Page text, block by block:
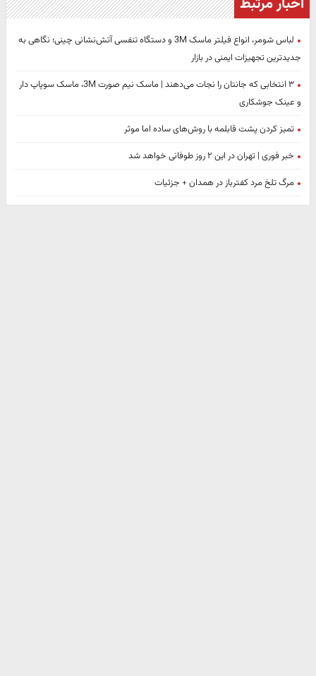
لباس شومر، انواع فیلتر ماسک 3M و دستگاه تنفسی آتش‌نشانی چینی؛ نگاهی به
جدیدترین تجهیزات ایمنی در بازار
۳ انتخابی که جانتان را نجات می‌دهند | ماسک نیم صورت 3M، ماسک سوپاپ دار
و عینک جوشکاری
تمیز کردن پشت قابلمه با روش‌های ساده اما موثر
خبر فوری | تهران در این ۲ روز طوفانی خواهد شد
مرگ تلخ مرد کفترباز در همدان + جزئیات